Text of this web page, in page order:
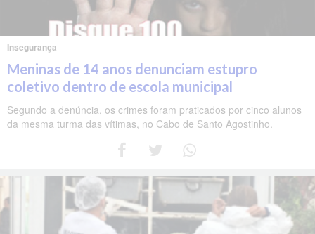
Insegurança
Meninas de 14 anos denunciam estupro
coletivo dentro de escola municipal
Segundo a denúncia, os crimes foram praticados por cinco alunos
da mesma turma das vítimas, no Cabo de Santo Agostinho.